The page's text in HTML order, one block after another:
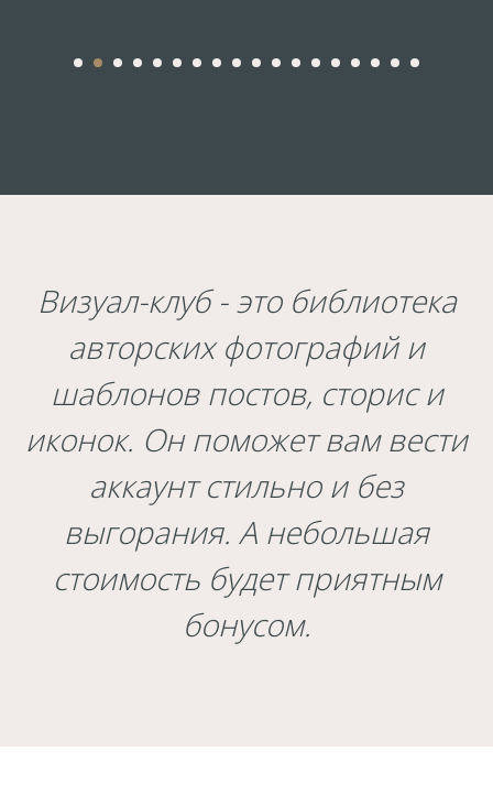
Визуал-клуб - это библиотека
авторских фотографий и
шаблонов постов, сторис и
иконок. Он поможет вам вести
аккаунт стильно и без
выгорания. А небольшая
стоимость будет приятным
бонусом.